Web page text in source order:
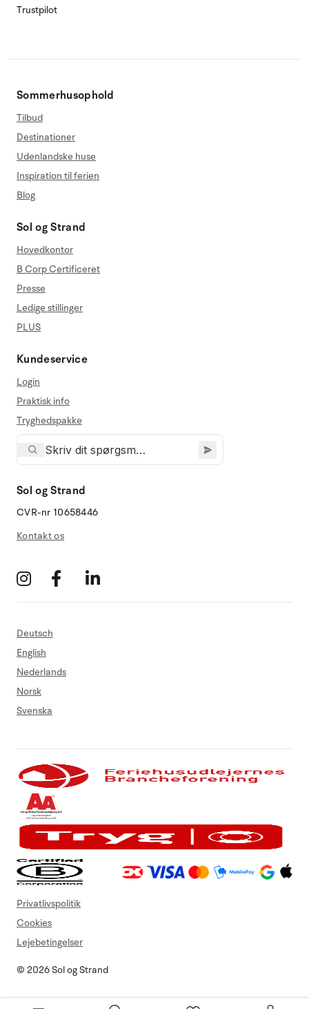
Trustpilot
Sommerhusophold
Tilbud
Destinationer
Udenlandske huse
Inspiration til ferien
Blog
Sol og Strand
Hovedkontor
B Corp Certificeret
Presse
Ledige stillinger
PLUS
Kundeservice
Login
Praktisk info
Tryghedspakke
Sol og Strand
CVR-nr 10658446
Kontakt os
Deutsch
English
Nederlands
Norsk
Svenska
© 2026 Sol og Strand
Privatlivspolitik
Cookies
Lejebetingelser